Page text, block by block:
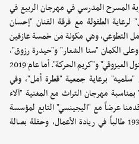
عام 2019 مع مدربة المسرح المدرسي في مهرجان الربيع في
الطفولة مع فرقة الفنان "إحسان
التطوعي، وهي مكونة من خمسة عازفين
الكمان "سنا الشعار" و"حيدرة رزوق"،
وفي الإيقاع "محمد محفوض"، والغناء "بتول العيزوقي" و"كريم الحركة". أما عام 2019
برعاية جمعية "قطرة أمل"، وفي
بمناسبة مهرجان التراث مع المغنية "آلاء
"آمال" وقدمنا عرضاً مع "اليجينسي" التابع لمؤسسة
"الأغا خان"، وفي 2024 عرضاً لتكريم 193 طالباً في ريادة الأعمال، وحفلة بصالة